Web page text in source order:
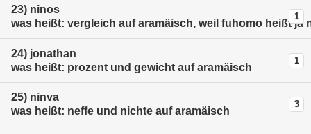
23) ninos
was heißt: vergleich auf aramäisch, weil fuhomo heißt ja
1
24) jonathan
was heißt: prozent und gewicht auf aramäisch
1
25) ninva
was heißt: neffe und nichte auf aramäisch
3